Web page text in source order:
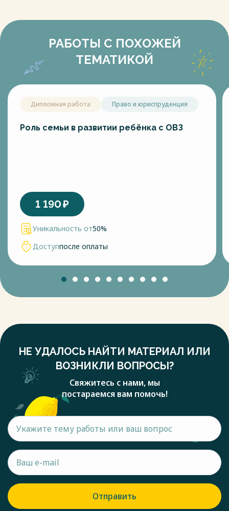
РАБОТЫ С ПОХОЖЕЙ
ТЕМАТИКОЙ
Дипломная работа Право и юриспруденция
Роль семьи в развитии ребёнка с ОВЗ
1 190₽
Уникальность от50%
Доступпосле оплаты
НЕ УДАЛОСЬ НАЙТИ МАТЕРИАЛ ИЛИ
ВОЗНИКЛИ ВОПРОСЫ?
Свяжитесь с нами, мы
постараемся вам помочь!
Отправить